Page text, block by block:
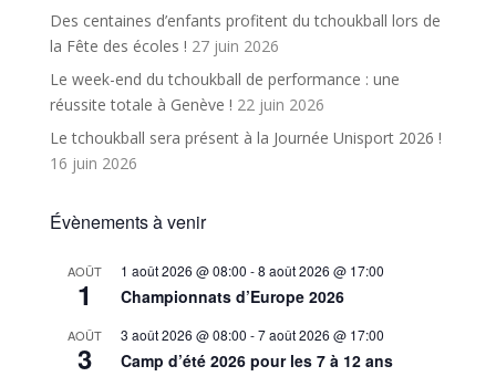
Des centaines d’enfants profitent du tchoukball lors de
la Fête des écoles ! 27 juin 2026
Le week-end du tchoukball de performance : une
réussite totale à Genève ! 22 juin 2026
Le tchoukball sera présent à la Journée Unisport 2026 !
16 juin 2026
Évènements à venir
AOÛT
1
1 août 2026 @ 08:00 -8 août 2026 @ 17:00
Championnats d’Europe 2026
AOÛT
3
3 août 2026 @ 08:00 -7 août 2026 @ 17:00
Camp d’été 2026 pour les 7 à 12 ans